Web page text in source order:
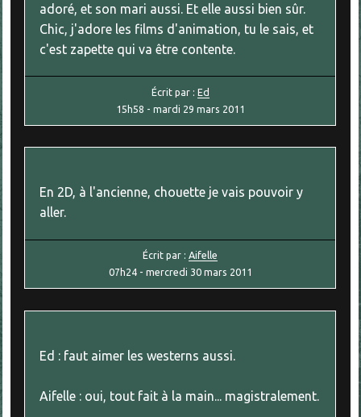
adoré, et son mari aussi. Et elle aussi bien sûr.
Chic, j'adore les films d'animation, tu le sais, et
c'est zapette qui va être contente.
Écrit par : Ed
15h58 - mardi 29 mars 2011
En 2D, à l'ancienne, chouette je vais pouvoir y
aller.
Écrit par :Aifelle
07h24- mercredi 30 mars 2011
Ed : faut aimer les westerns aussi.
Aifelle : oui, tout fait à la main... magistralement.